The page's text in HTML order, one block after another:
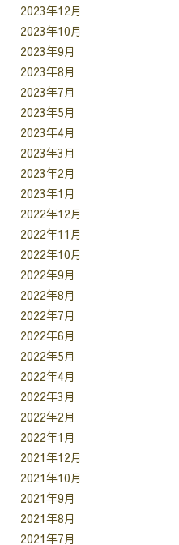
2023年12月
2023年10月
2023年9月
2023年8月
2023年7月
2023年5月
2023年4月
2023年3月
2023年2月
2023年1月
2022年12月
2022年11月
2022年10月
2022年9月
2022年8月
2022年7月
2022年6月
2022年5月
2022年4月
2022年3月
2022年2月
2022年1月
2021年12月
2021年10月
2021年9月
2021年8月
2021年7月